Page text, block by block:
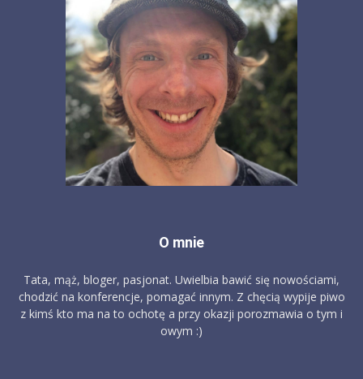
O mnie
Tata, mąż, bloger, pasjonat. Uwielbia bawić się nowościami,
chodzić na konferencje, pomagać innym. Z chęcią wypije piwo
z kimś kto ma na to ochotę a przy okazji porozmawia o tym i
owym :)